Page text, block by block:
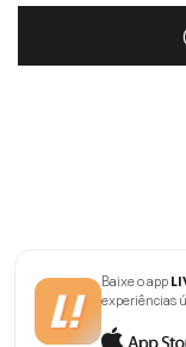
Baixe o app
experiências